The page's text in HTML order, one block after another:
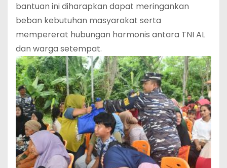
bantuan ini diharapkan dapat meringankan
beban kebutuhan masyarakat serta
mempererat hubungan harmonis antara TNI AL
dan warga setempat.